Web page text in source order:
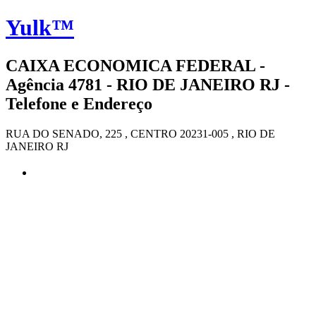
Yulk™
CAIXA ECONOMICA FEDERAL -
Agência 4781 - RIO DE JANEIRO RJ -
Telefone e Endereço
RUA DO SENADO, 225 , CENTRO 20231-005 , RIO DE
JANEIRO RJ